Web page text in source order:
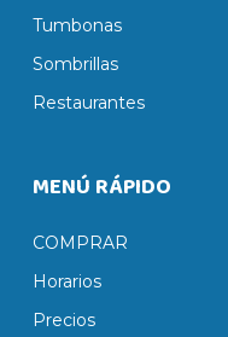
Tumbonas
Sombrillas
Restaurantes
MENÚ RÁPIDO
COMPRAR
Horarios
Precios